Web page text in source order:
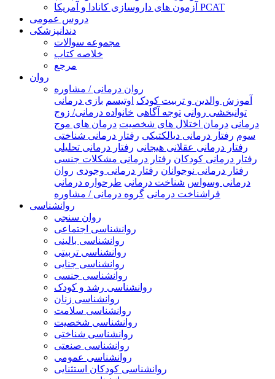
آزمون های داروسازی کانادا و آمریکا PCAT
دروس عمومی
دندانپزشکی
مجموعه سوالات
خلاصه کتاب
مرجع
روان
روان درمانی / مشاوره
آموزش والدین و تربیت کودک اوتیسم بازی درمانی
توانبخشی روانی توجه آگاهی خانواده درمانی/ زوج
درمانی درمان اختلال های شخصیت درمان های موج
سوم رفتار درمانی دیالکتیکی رفتار درمانی شناختی
رفتار درمانی عقلانی هیجانی رفتار درمانی تحلیلی
رفتار درمانی کودکان رفتار درمانی مشکلات جنسی
رفتار درمانی نوجوانان رفتار درمانی وجودی روان
درمانی وسواس شناخت درمانی طرحواره درمانی
فراشناخت درمانی گروه درمانی / مشاوره
روانشناسی
روان سنجی
روانشناسی اجتماعی
روانشناسی بالینی
روانشناسی تربیتی
روانشناسی جنایی
روانشناسی جنسی
روانشناسی رشد و کودک
روانشناسی زنان
روانشناسی سلامت
روانشناسی شخصیت
روانشناسی شناختی
روانشناسی صنعتی
روانشناسی عمومی
روانشناسی کودکان استثنایی